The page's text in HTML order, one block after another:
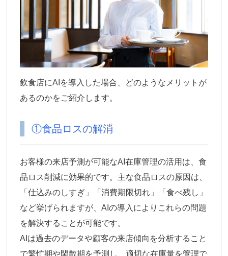
飲食店にAIを導入した場合、どのようなメリットが
あるのかをご紹介します。
①食品ロスの解消
お客様の来店予測が可能なAI在庫管理の活用は、食
品ロス削減に効果的です。主な食品ロスの原因は、
「仕込みのしすぎ」「消費期限切れ」「食べ残し」
など挙げられますが、AIの導入によりこれらの問題
を解決することが可能です。
AIは過去のデータや顧客の来店傾向を分析すること
で繁忙期や閑散期を予測し、適切な在庫量を管理で